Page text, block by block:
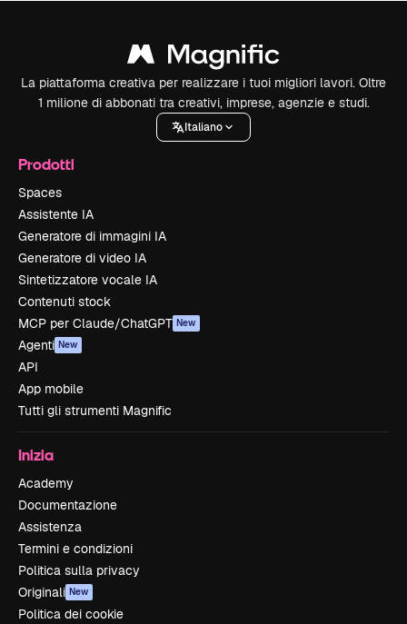
La piattaforma creativa per realizzare i tuoi migliori lavori. Oltre
1 milione di abbonati tra creativi, imprese, agenzie e studi.
Italiano
Prodotti
Spaces
Assistente IA
Generatore di immagini IA
Generatore di video IA
Sintetizzatore vocale IA
Contenuti stock
MCP per Claude/ChatGPT New
Agenti New
API
App mobile
Tutti gli strumenti Magnific
Inizia
Academy
Documentazione
Assistenza
Termini e condizioni
Politica sulla privacy
Originali New
Politica dei cookie